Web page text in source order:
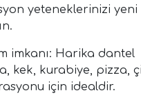
yeteneklerinizi yeni
imkanı: Harika dantel
kek, kurabiye, pizza,
için idealdir.